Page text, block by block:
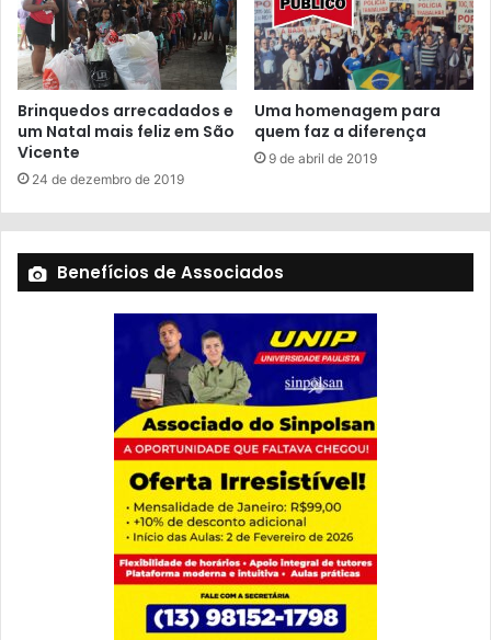
Brinquedos arrecadados e
um Natal mais feliz em São
Vicente
24 de dezembro de 2019
Uma homenagem para
quem faz a diferença
9 de abril de 2019
Benefícios de Associados